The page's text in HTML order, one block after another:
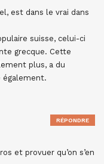
est dans le vrai dans
suisse, celui-ci
grecque. Cette
plus, a du
également.
et provuer qu’on s’en
RÉPONDRE